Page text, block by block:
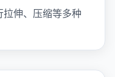
伸、压缩等多种